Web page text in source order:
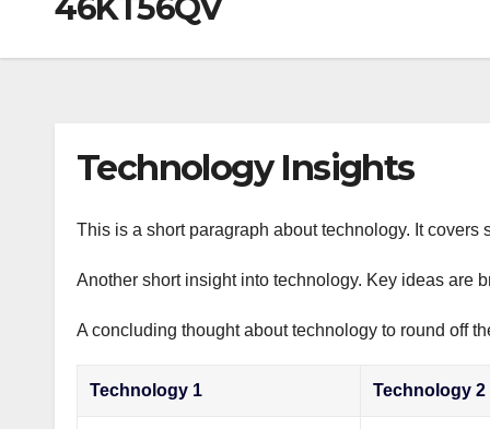
46KT56QV
Technology Insights
This is a short paragraph about technology. It covers
Another short insight into technology. Key ideas are
A concluding thought about technology to round off
Technology 1 Technology 2
m